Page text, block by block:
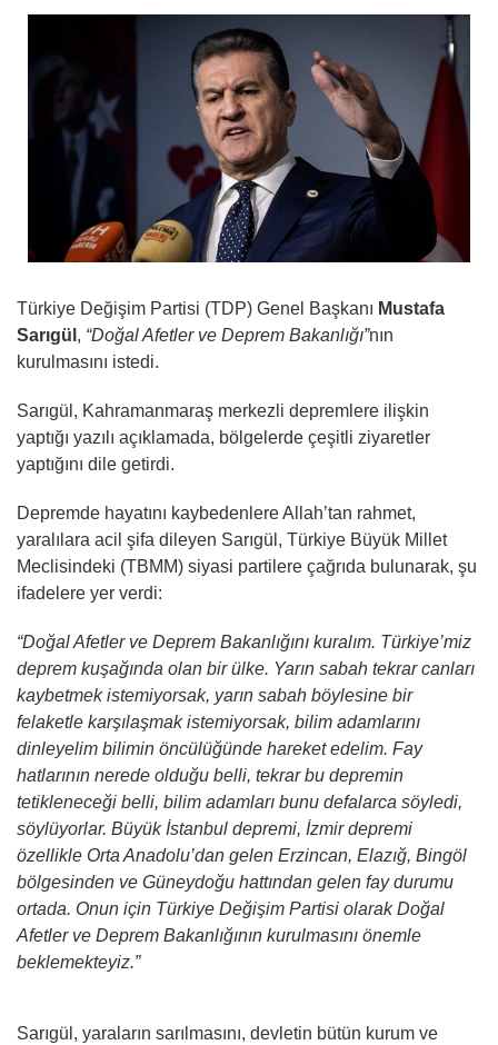
Türkiye Değişim Partisi (TDP) Genel Başkanı Mustafa
Sarıgül , “Doğal Afetler ve Deprem Bakanlığı”nın
kurulmasını istedi.
Sarıgül, Kahramanmaraş merkezli depremlere ilişkin
yaptığı yazılı açıklamada, bölgelerde çeşitli ziyaretler
yaptığını dile getirdi.
Depremde hayatını kaybedenlere Allah’tan rahmet,
yaralılara acil şifa dileyen Sarıgül, Türkiye Büyük Millet
Meclisindeki (TBMM) siyasi partilere çağrıda bulunarak, şu
ifadelere yer verdi:
“Doğal Afetler ve Deprem Bakanlığını kuralım. Türkiye’miz
deprem kuşağında olan bir ülke. Yarın sabah tekrar canları
kaybetmek istemiyorsak, yarın sabah böylesine bir
felaketle karşılaşmak istemiyorsak, bilim adamlarını
dinleyelim bilimin öncülüğünde hareket edelim. Fay
hatlarının nerede olduğu belli, tekrar bu depremin
tetikleneceği belli, bilim adamları bunu defalarca söyledi,
söylüyorlar. Büyük İstanbul depremi, İzmir depremi
özellikle Orta Anadolu’dan gelen Erzincan, Elazığ, Bingöl
bölgesinden ve Güneydoğu hattından gelen fay durumu
ortada. Onun için Türkiye Değişim Partisi olarak Doğal
Afetler ve Deprem Bakanlığının kurulmasını önemle
beklemekteyiz.”
Sarıgül, yaraların sarılmasını, devletin bütün kurum ve